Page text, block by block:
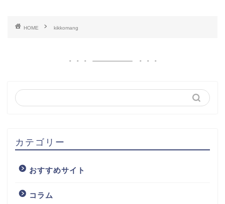
HOME kikkomang
カテゴリー
おすすめサイト
コラム